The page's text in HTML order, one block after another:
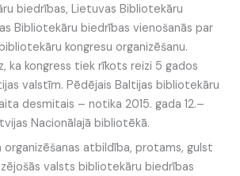
biedrības, Lietuvas Bibliotekāru
Bibliotekāru biedrības vienošanās par
kongresu organizēšanu.
ka kongress tiek rīkots reizi 5 gados
valstīm. Pēdējais Baltijas bibliotekāru
desmitais – notika 2015. gada 12.–
Nacionālajā bibliotēkā.
organizēšanas atbildība, protams, gulst
valsts bibliotekāru biedrības